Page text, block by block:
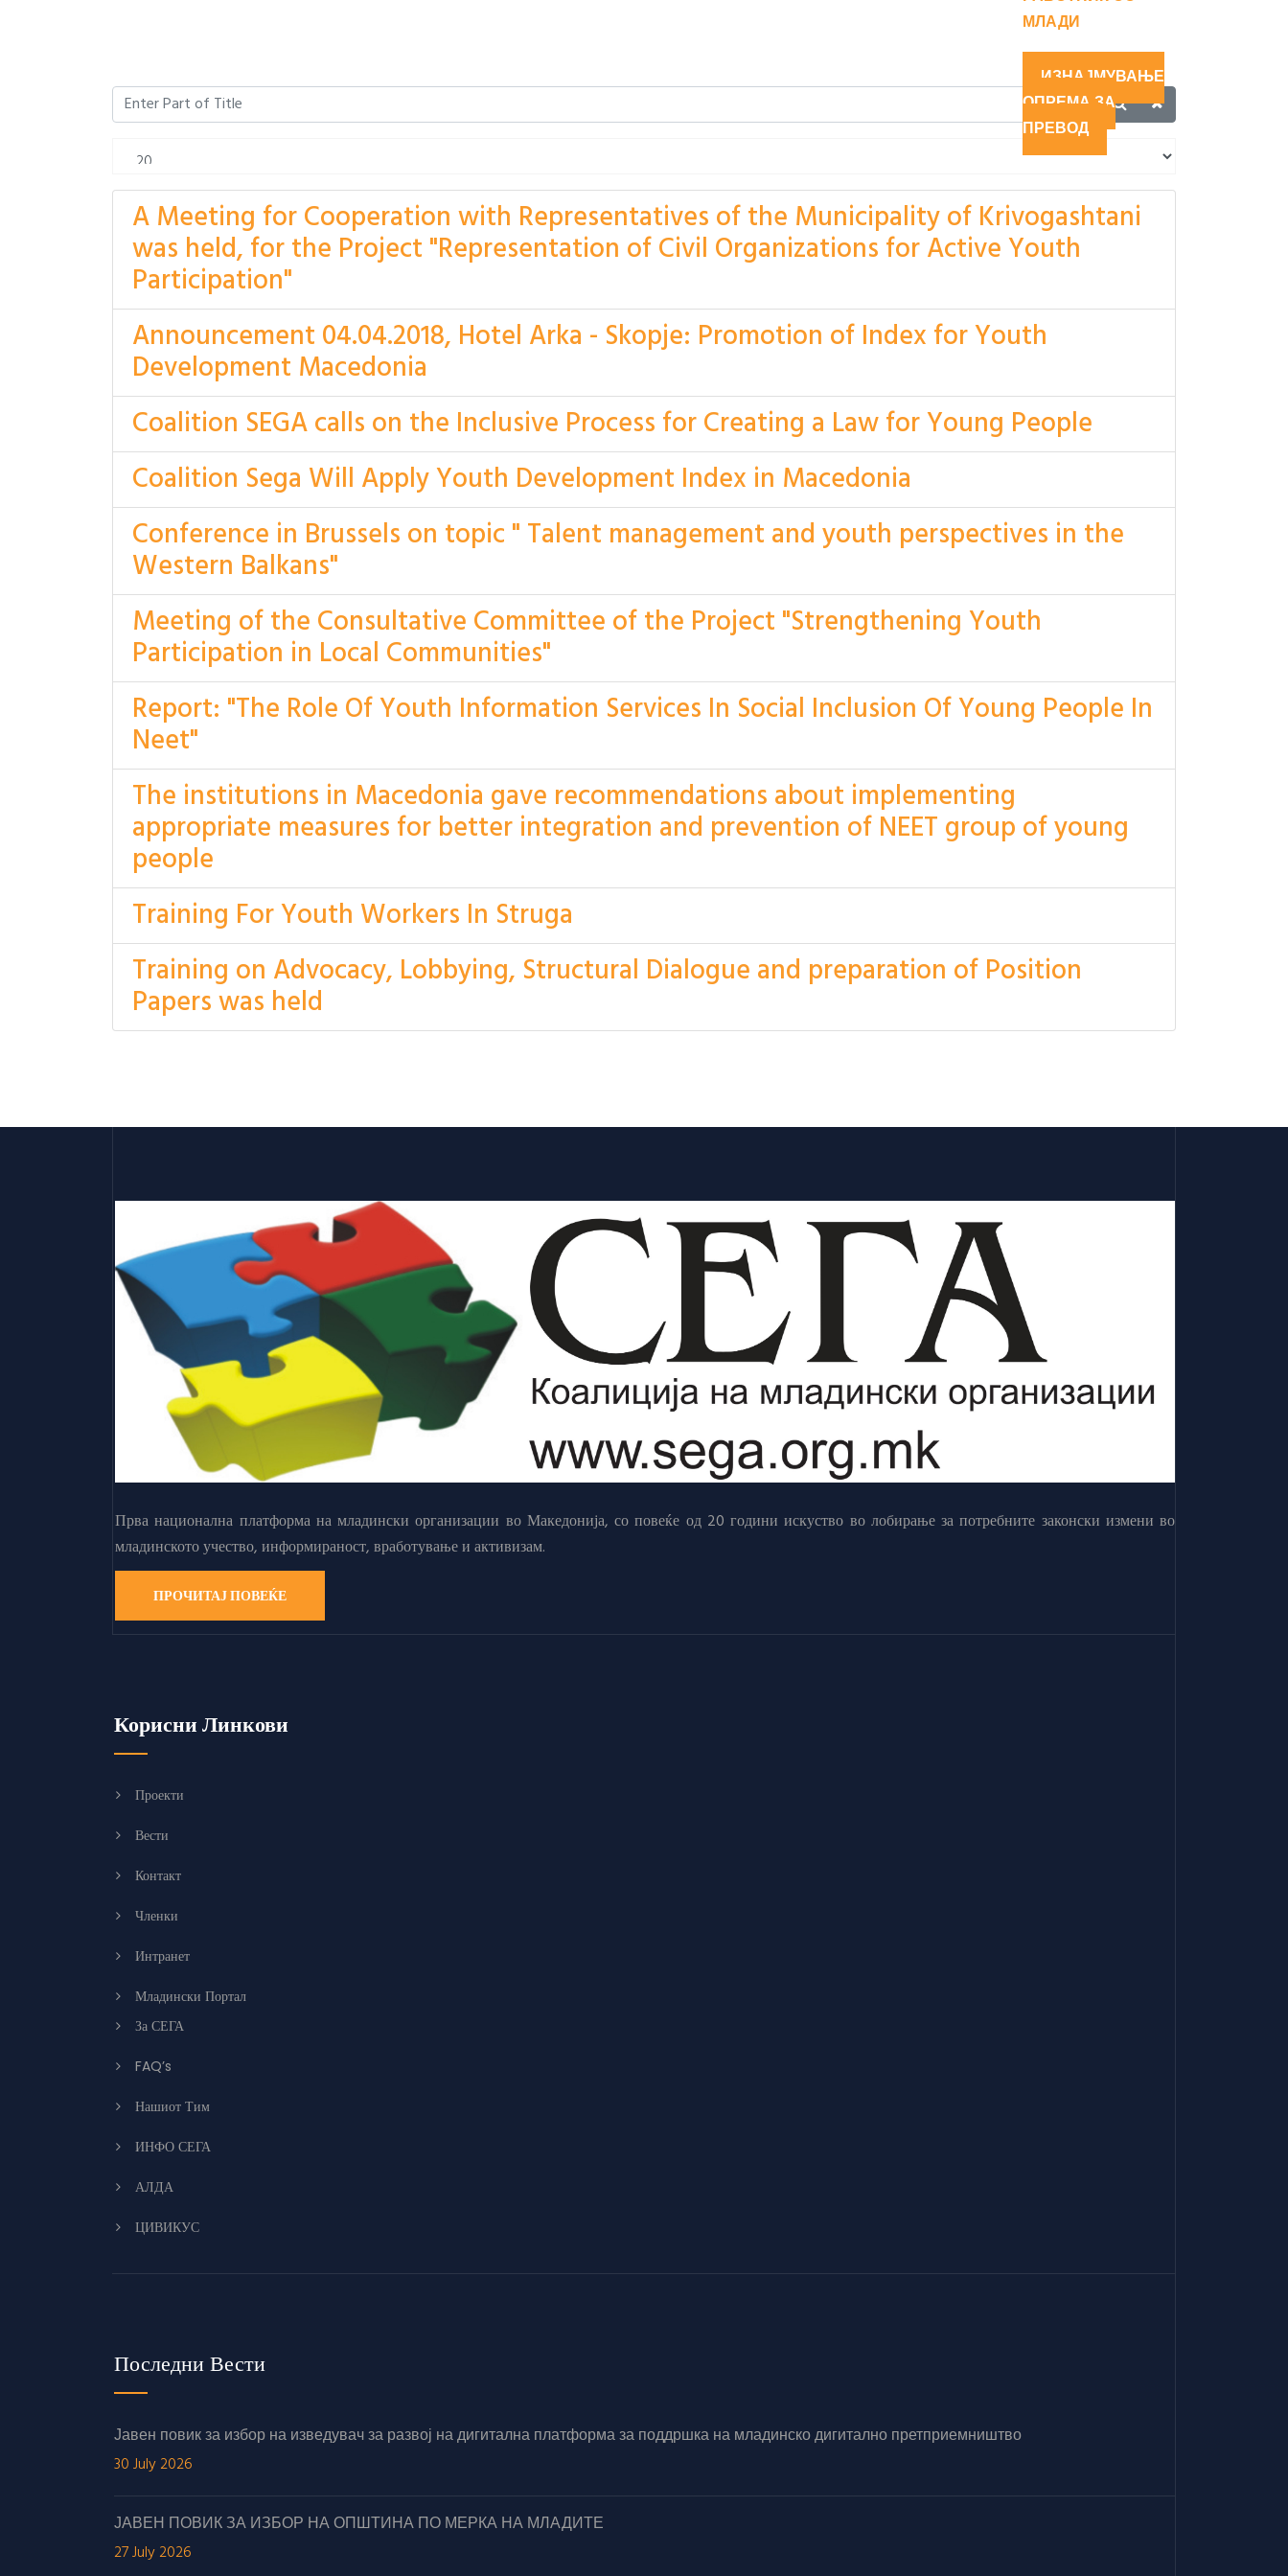
МЛАДИ
ИЗНАЈМУВАЊЕ
ОПРЕМА ЗА
ПРЕВОД
A Meeting for Cooperation with Representatives of the Municipality of Krivogashtani
was held, for the Project "Representation of Civil Organizations for Active Youth
Participation"
Announcement 04.04.2018, Hotel Arka - Skopje: Promotion of Index for Youth
Development Macedonia
Coalition SEGA calls on the Inclusive Process for Creating a Law for Young People
Coalition Sega Will Apply Youth Development Index in Macedonia
Conference in Brussels on topic " Talent management and youth perspectives in the
Western Balkans"
Meeting of the Consultative Committee of the Project "Strengthening Youth
Participation in Local Communities"
Report: "The Role Of Youth Information Services In Social Inclusion Of Young People In
Neet"
The institutions in Macedonia gave recommendations about implementing
appropriate measures for better integration and prevention of NEET group of young
people
Training For Youth Workers In Struga
Training on Advocacy, Lobbying, Structural Dialogue and preparation of Position
Papers was held
Прва национална платформа на младински организации во Македонија, со повеќе од 20 години искуство во лобирање за потребните законски измени во
младинското учество, информираност, вработување и активизам.
ПРОЧИТАЈ ПОВЕЌЕ
Корисни Линкови
Проекти
Вести
Контакт
Членки
Интранет
Младински Портал
За СЕГА
FAQ’s
Нашиот Тим
ИНФО СЕГА
АЛДА
ЦИВИКУС
Последни Вести
Јавен повик за избор на изведувач за развој на дигитална платформа за поддршка на младинско дигитално претприемништво
30 July 2026
ЈАВЕН ПОВИК ЗА ИЗБОР НА ОПШТИНА ПО МЕРКА НА МЛАДИТЕ
27 July 2026